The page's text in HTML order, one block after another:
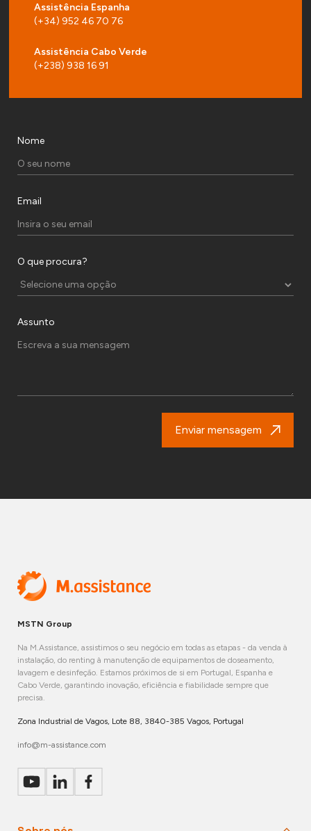
Assistência Espanha
(+34) 952 46 70 76
Assistência Cabo Verde
(+238) 938 16 91
Nome
Email
O que procura?
Assunto
Enviar mensagem
MSTN Group
Na M.Assistance, assistimos o seu negócio em todas as etapas - da venda à
instalação, do renting à manutenção de equipamentos de doseamento,
lavagem e desinfeção. Estamos próximos de si em Portugal, Espanha e
Cabo Verde, garantindo inovação, eficiência e fiabilidade sempre que
precisa.
Zona Industrial de Vagos, Lote 88, 3840-385 Vagos, Portugal
info@m-assistance.com